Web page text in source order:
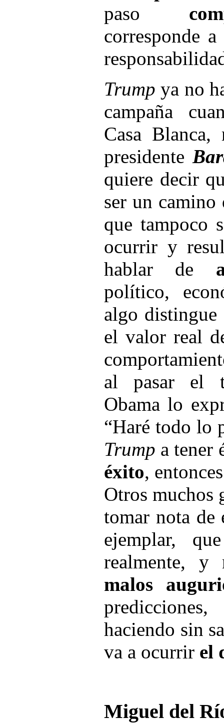
paso
corresponde
Trump ya no
campaña
Casa
presidente
quiere decir
ser un camino
que tampoco
ocurrir y
hablar de
político,
algo distingue
el valor real
al pasar el
Obama lo
“Haré todo lo
Trump a tener
éxito,
Otros muchos
tomar nota de
ejemplar,
realmente,
malos
haciendo sin
va a ocurrir el
Miguel del